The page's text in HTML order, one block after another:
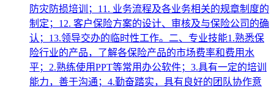
防灾防损培训；11. 业务流程及各业务相关的规章制度的
制定；12. 客户保险方案的设计、审核及与保险公司的确
认；13.领导交办的临时性工作。二、专业技能1.熟悉保
险行业的产品，了解各保险产品的市场费率和费用水
平；2.熟练使用PPT等常用办公软件；3.具有一定的培训
能力，善于沟通；4.勤奋踏实，具有良好的团队协作意